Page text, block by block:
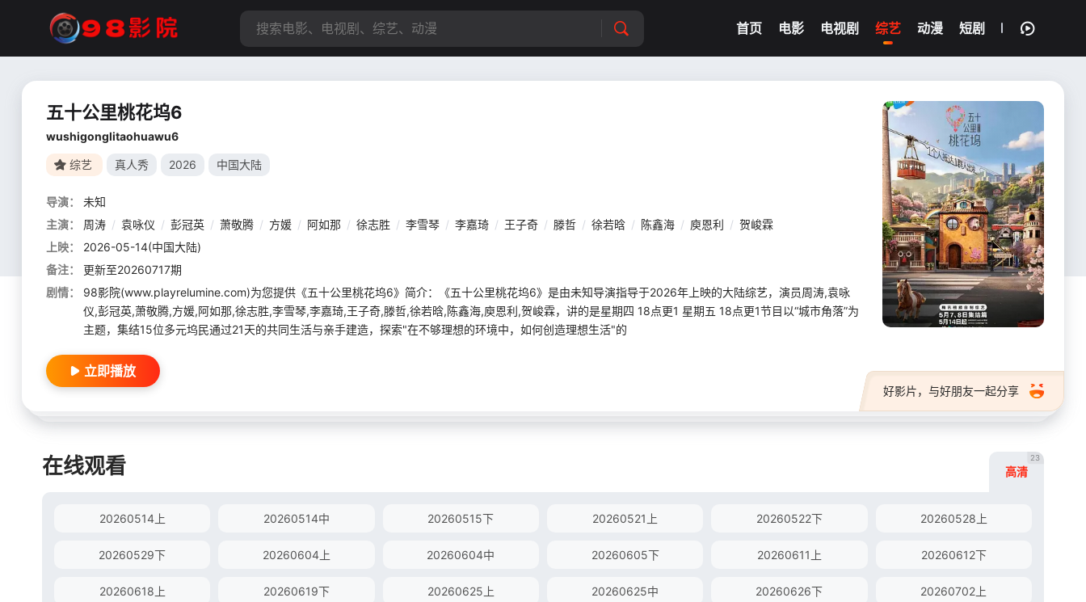
首页 电影 电视剧 综艺 动漫 短剧
五十公里桃花坞6
wushigonglitaohuawu6
综艺 真人秀 2026 中国大陆
导演：
未知
主演：
周涛 / 袁咏仪 / 彭冠英 / 萧敬腾 / 方媛 / 阿如那 / 徐志胜 / 李雪琴 / 李嘉琦 / 王子奇 / 滕哲 / 徐若晗 / 陈鑫海 / 庾恩利 / 贺峻霖
上映：
2026-05-14(中国大陆)
备注：
更新至20260717期
剧情：
98影院(www.playrelumine.com)为您提供《五十公里桃花坞6》简介：《五十公里桃花坞6》是由未知导演指导于2026年上映的大陆综艺，演员周涛,袁咏
仪,彭冠英,萧敬腾,方媛,阿如那,徐志胜,李雪琴,李嘉琦,王子奇,滕哲,徐若晗,陈鑫海,庾恩利,贺峻霖，讲的是星期四 18点更1 星期五 18点更1节目以“城市角落”为
主题，集结15位多元坞民通过21天的共同生活与亲手建造，探索"在不够理想的环境中，如何创造理想生活"的
好影片，与好朋友一起分享
立即播放
在线观看 高清
23
20260514上 20260514中 20260515下 20260521上 20260522下 20260528上
20260529下 20260604上 20260604中 20260605下 20260611上 20260612下
20260618上 20260619下 20260625上 20260625中 20260626下 20260702上